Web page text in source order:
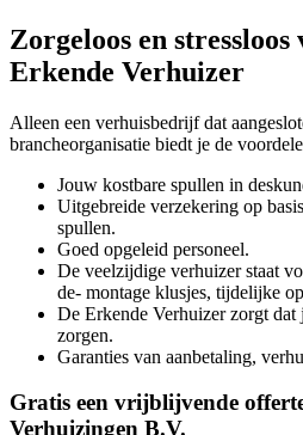
Zorgeloos en
Erkende Verhuizer
Alleen een verhuisbedrijf dat
brancheorganisatie biedt je de
Jouw kostbare spullen in
Uitgebreide verzekering op
spullen.
Goed opgeleid personeel.
De veelzijdige verhuizer staat
de- montage klusjes, tijdelijke
De Erkende Verhuizer zorgt dat
zorgen.
Garanties van aanbetaling,
Gratis een vrijblijvende
Verhuizingen B.V.